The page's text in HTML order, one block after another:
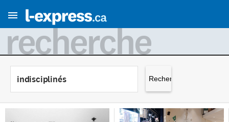
recherche